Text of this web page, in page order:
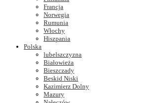
Francja
Norwegia
Rumunia
Włochy
Hiszpania
Polska
lubelszczyzna
Białowieża
Bieszczady
Beskid Niski
Kazimierz Dolny
Mazury